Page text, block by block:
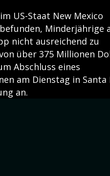
US-Staat New Mexico
Minderjährige
nicht ausreichend zu
über 375 Millionen
Abschluss eines
am Dienstag in Santa
an.